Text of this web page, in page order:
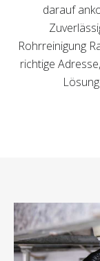
darauf
Rohrreinigung
richtige